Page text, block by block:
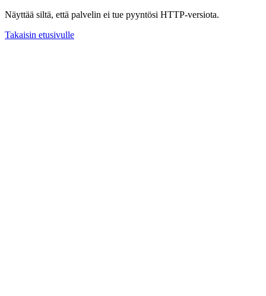
Näyttää siltä, että palvelin ei tue pyyntösi HTTP-versiota.
Takaisin etusivulle